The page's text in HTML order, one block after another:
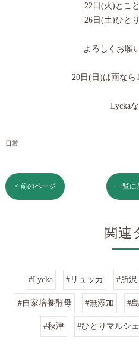
22日(火)とこ
26日(土)ひと
よろしくお願
20日(日)は雨なら
Lycka
日常
< 前のページ 一覧に
関連
#Lycka #リュッカ #所沢
#自家培養酵母 #無添加 #
#秋津 #ひとりマルシェ